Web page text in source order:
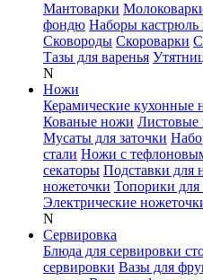
Мантоварки
фондю Наборы кастрюль
Сковороды Скороварки
Тазы для варенья
N
Ножи
Керамические кухонные
Кованые ножи Листовые
Мусаты для заточки
стали Ножи с
секаторы Подставки для
ножеточки Топорики для
Электрические
N
Сервировка
Блюда для сервировки
сервировки Вазы для